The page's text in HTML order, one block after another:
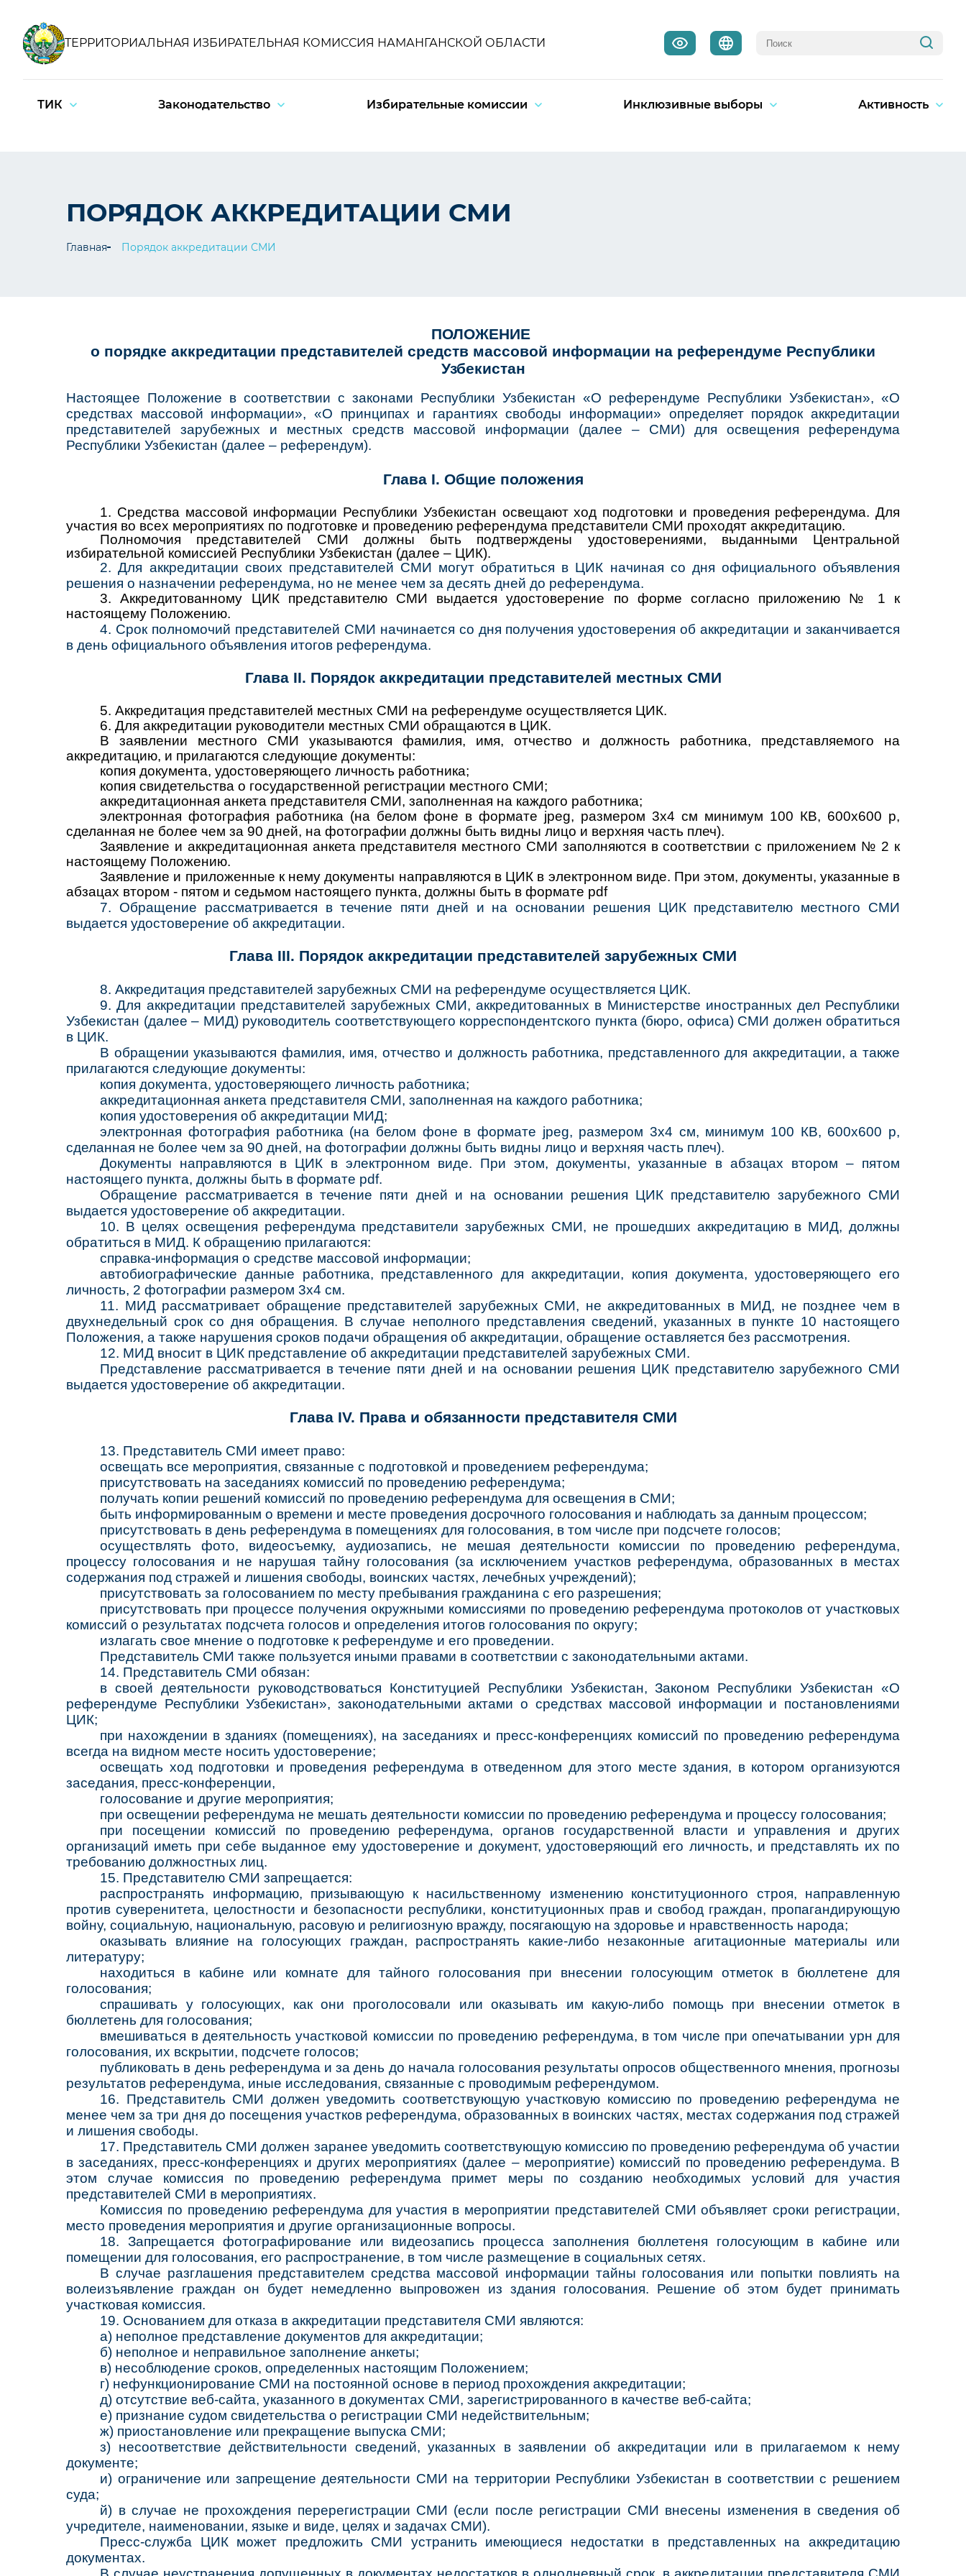
ТЕРРИТОРИАЛЬНАЯ ИЗБИРАТЕЛЬНАЯ КОМИССИЯ НАМАНГАНСКОЙ ОБЛАСТИ
ТИК Законодательство Избирательные комиссии Инклюзивные выборы Активность
ПОРЯДОК АККРЕДИТАЦИИ СМИ
Главная Порядок аккредитации СМИ
ПОЛОЖЕНИЕ
о порядке аккредитации представителей средств массовой информации на референдуме Республики
Узбекистан
Настоящее Положение в соответствии с законами Республики Узбекистан «О референдуме Республики Узбекистан», «О
средствах массовой информации», «О принципах и гарантиях свободы информации» определяет порядок аккредитации
представителей зарубежных и местных средств массовой информации (далее – СМИ) для освещения референдума
Республики Узбекистан (далее – референдум).
Глава I. Общие положения
1. Средства массовой информации Республики Узбекистан освещают ход подготовки и проведения референдума. Для
участия во всех мероприятиях по подготовке и проведению референдума представители СМИ проходят аккредитацию.
Полномочия представителей СМИ должны быть подтверждены удостоверениями, выданными Центральной
избирательной комиссией Республики Узбекистан (далее – ЦИК).
2. Для аккредитации своих представителей СМИ могут обратиться в ЦИК начиная со дня официального объявления
решения о назначении референдума, но не менее чем за десять дней до референдума.
3. Аккредитованному ЦИК представителю СМИ выдается удостоверение по форме согласно приложению № 1 к
настоящему Положению.
4. Срок полномочий представителей СМИ начинается со дня получения удостоверения об аккредитации и заканчивается
в день официального объявления итогов референдума.
Глава II. Порядок аккредитации представителей местных СМИ
5. Аккредитация представителей местных СМИ на референдуме осуществляется ЦИК.
6. Для аккредитации руководители местных СМИ обращаются в ЦИК.
В заявлении местного СМИ указываются фамилия, имя, отчество и должность работника, представляемого на
аккредитацию, и прилагаются следующие документы:
копия документа, удостоверяющего личность работника;
копия свидетельства о государственной регистрации местного СМИ;
аккредитационная анкета представителя СМИ, заполненная на каждого работника;
электронная фотография работника (на белом фоне в формате jpeg, размером 3х4 см минимум 100 КВ, 600x600 р,
сделанная не более чем за 90 дней, на фотографии должны быть видны лицо и верхняя часть плеч).
Заявление и аккредитационная анкета представителя местного СМИ заполняются в соответствии с приложением № 2 к
настоящему Положению.
Заявление и приложенные к нему документы направляются в ЦИК в электронном виде. При этом, документы, указанные в
абзацах втором - пятом и седьмом настоящего пункта, должны быть в формате pdf
7. Обращение рассматривается в течение пяти дней и на основании решения ЦИК представителю местного СМИ
выдается удостоверение об аккредитации.
Глава III. Порядок аккредитации представителей зарубежных СМИ
8. Аккредитация представителей зарубежных СМИ на референдуме осуществляется ЦИК.
9. Для аккредитации представителей зарубежных СМИ, аккредитованных в Министерстве иностранных дел Республики
Узбекистан (далее – МИД) руководитель соответствующего корреспондентского пункта (бюро, офиса) СМИ должен обратиться
в ЦИК.
В обращении указываются фамилия, имя, отчество и должность работника, представленного для аккредитации, а также
прилагаются следующие документы:
копия документа, удостоверяющего личность работника;
аккредитационная анкета представителя СМИ, заполненная на каждого работника;
копия удостоверения об аккредитации МИД;
электронная фотография работника (на белом фоне в формате jpeg, размером 3х4 см, минимум 100 КВ, 600х600 р,
сделанная не более чем за 90 дней, на фотографии должны быть видны лицо и верхняя часть плеч).
Документы направляются в ЦИК в электронном виде. При этом, документы, указанные в абзацах втором – пятом
настоящего пункта, должны быть в формате pdf.
Обращение рассматривается в течение пяти дней и на основании решения ЦИК представителю зарубежного СМИ
выдается удостоверение об аккредитации.
10. В целях освещения референдума представители зарубежных СМИ, не прошедших аккредитацию в МИД, должны
обратиться в МИД. К обращению прилагаются:
справка-информация о средстве массовой информации;
автобиографические данные работника, представленного для аккредитации, копия документа, удостоверяющего его
личность, 2 фотографии размером 3х4 см.
11. МИД рассматривает обращение представителей зарубежных СМИ, не аккредитованных в МИД, не позднее чем в
двухнедельный срок со дня обращения. В случае неполного представления сведений, указанных в пункте 10 настоящего
Положения, а также нарушения сроков подачи обращения об аккредитации, обращение оставляется без рассмотрения.
12. МИД вносит в ЦИК представление об аккредитации представителей зарубежных СМИ.
Представление рассматривается в течение пяти дней и на основании решения ЦИК представителю зарубежного СМИ
выдается удостоверение об аккредитации.
Глава IV. Права и обязанности представителя СМИ
13. Представитель СМИ имеет право:
освещать все мероприятия, связанные с подготовкой и проведением референдума;
присутствовать на заседаниях комиссий по проведению референдума;
получать копии решений комиссий по проведению референдума для освещения в СМИ;
быть информированным о времени и месте проведения досрочного голосования и наблюдать за данным процессом;
присутствовать в день референдума в помещениях для голосования, в том числе при подсчете голосов;
осуществлять фото, видеосъемку, аудиозапись, не мешая деятельности комиссии по проведению референдума,
процессу голосования и не нарушая тайну голосования (за исключением участков референдума, образованных в местах
содержания под стражей и лишения свободы, воинских частях, лечебных учреждений);
присутствовать за голосованием по месту пребывания гражданина с его разрешения;
присутствовать при процессе получения окружными комиссиями по проведению референдума протоколов от участковых
комиссий о результатах подсчета голосов и определения итогов голосования по округу;
излагать свое мнение о подготовке к референдуме и его проведении.
Представитель СМИ также пользуется иными правами в соответствии с законодательными актами.
14. Представитель СМИ обязан:
в своей деятельности руководствоваться Конституцией Республики Узбекистан, Законом Республики Узбекистан «О
референдуме Республики Узбекистан», законодательными актами о средствах массовой информации и постановлениями
ЦИК;
при нахождении в зданиях (помещениях), на заседаниях и пресс-конференциях комиссий по проведению референдума
всегда на видном месте носить удостоверение;
освещать ход подготовки и проведения референдума в отведенном для этого месте здания, в котором организуются
заседания, пресс-конференции,
голосование и другие мероприятия;
при освещении референдума не мешать деятельности комиссии по проведению референдума и процессу голосования;
при посещении комиссий по проведению референдума, органов государственной власти и управления и других
организаций иметь при себе выданное ему удостоверение и документ, удостоверяющий его личность, и представлять их по
требованию должностных лиц.
15. Представителю СМИ запрещается:
распространять информацию, призывающую к насильственному изменению конституционного строя, направленную
против суверенитета, целостности и безопасности республики, конституционных прав и свобод граждан, пропагандирующую
войну, социальную, национальную, расовую и религиозную вражду, посягающую на здоровье и нравственность народа;
оказывать влияние на голосующих граждан, распространять какие-либо незаконные агитационные материалы или
литературу;
находиться в кабине или комнате для тайного голосования при внесении голосующим отметок в бюллетене для
голосования;
спрашивать у голосующих, как они проголосовали или оказывать им какую-либо помощь при внесении отметок в
бюллетень для голосования;
вмешиваться в деятельность участковой комиссии по проведению референдума, в том числе при опечатывании урн для
голосования, их вскрытии, подсчете голосов;
публиковать в день референдума и за день до начала голосования результаты опросов общественного мнения, прогнозы
результатов референдума, иные исследования, связанные с проводимым референдумом.
16. Представитель СМИ должен уведомить соответствующую участковую комиссию по проведению референдума не
менее чем за три дня до посещения участков референдума, образованных в воинских частях, местах содержания под стражей
и лишения свободы.
17. Представитель СМИ должен заранее уведомить соответствующую комиссию по проведению референдума об участии
в заседаниях, пресс-конференциях и других мероприятиях (далее – мероприятие) комиссий по проведению референдума. В
этом случае комиссия по проведению референдума примет меры по созданию необходимых условий для участия
представителей СМИ в мероприятиях.
Комиссия по проведению референдума для участия в мероприятии представителей СМИ объявляет сроки регистрации,
место проведения мероприятия и другие организационные вопросы.
18. Запрещается фотографирование или видеозапись процесса заполнения бюллетеня голосующим в кабине или
помещении для голосования, его распространение, в том числе размещение в социальных сетях.
В случае разглашения представителем средства массовой информации тайны голосования или попытки повлиять на
волеизъявление граждан он будет немедленно выпровожен из здания голосования. Решение об этом будет принимать
участковая комиссия.
19. Основанием для отказа в аккредитации представителя СМИ являются:
а) неполное представление документов для аккредитации;
б) неполное и неправильное заполнение анкеты;
в) несоблюдение сроков, определенных настоящим Положением;
г) нефункционирование СМИ на постоянной основе в период прохождения аккредитации;
д) отсутствие веб-сайта, указанного в документах СМИ, зарегистрированного в качестве веб-сайта;
е) признание судом свидетельства о регистрации СМИ недействительным;
ж) приостановление или прекращение выпуска СМИ;
з) несоответствие действительности сведений, указанных в заявлении об аккредитации или в прилагаемом к нему
документе;
и) ограничение или запрещение деятельности СМИ на территории Республики Узбекистан в соответствии с решением
суда;
й) в случае не прохождения перерегистрации СМИ (если после регистрации СМИ внесены изменения в сведения об
учредителе, наименовании, языке и виде, целях и задачах СМИ).
Пресс-служба ЦИК может предложить СМИ устранить имеющиеся недостатки в представленных на аккредитацию
документах.